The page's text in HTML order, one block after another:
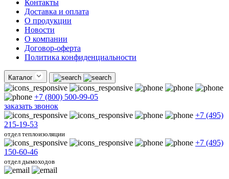
Контакты
Доставка и оплата
О продукции
Новости
О компании
Договор-оферта
Политика конфиденциальности
Каталог
+7 (800) 500-99-05
заказать звонок
+7 (495)
215-19-53
отдел теплоизоляции
+7 (495)
150-60-46
отдел дымоходов